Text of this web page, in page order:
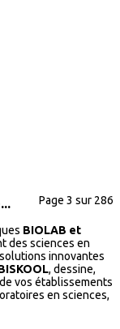
Page 3 sur 286
BIOLAB et
des sciences en
innovantes
, dessine,
vos établissements
en sciences,